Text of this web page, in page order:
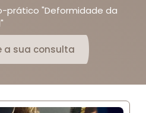
prático "Deformidade da
a sua consulta